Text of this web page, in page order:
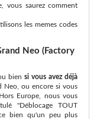
vous saurez comment
les memes codes
Neo (Factory
bien si vous avez déjà
Neo, ou encore si vous
Europe, nous vous
"Déblocage TOUT
bien qu'un peu plus